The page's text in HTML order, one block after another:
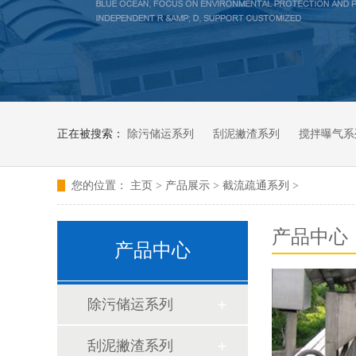
正在被搜索： 除污储运系列 刮泥撇渣系列 搅拌曝气
您的位置： 主页 > 产品展示 > 截流疏通系列 >
产品中心
除污储运系列
刮泥撇渣系列
产品中心